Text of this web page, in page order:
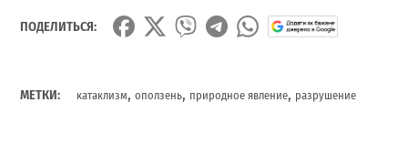
ПОДЕЛИТЬСЯ:
МЕТКИ: катаклизм,оползень, природное явление, разрушение